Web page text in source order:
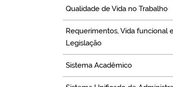
Qualidade de Vida no Trabalho
Requerimentos, Vida funcional
Legislação
Sistema Acadêmico